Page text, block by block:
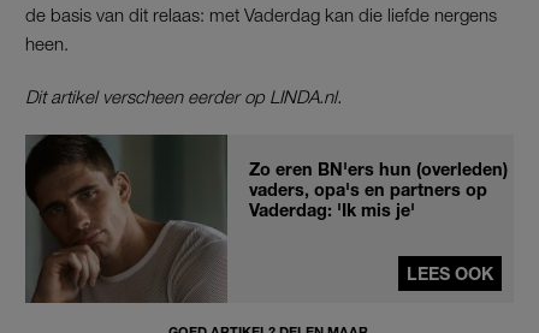
de basis van dit relaas: met Vaderdag kan die liefde nergens
heen.
Dit artikel verscheen eerder op LINDA.nl.
Zo eren BN'ers hun (overleden)
vaders, opa's en partners op
Vaderdag: 'Ik mis je'
LEES OOK